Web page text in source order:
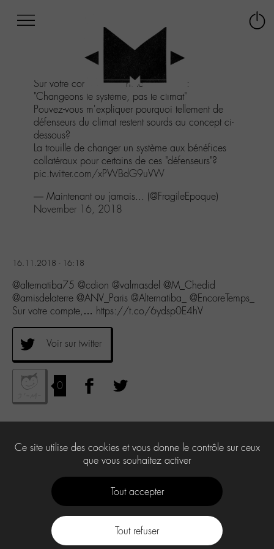
menu
Aller
au
contenu
Aller
recherche
Sur votre compte, en photo le slogan :
"Changeons le système, pas le climat"
Pouvez-vous m'expliquer pourquoi tellement de
défenseurs du climat restent sourds au concept ci-
dessous?
La trouille de changer un système aux bénéfices
collatéraux pour certains de ces "défenseurs"?
pic.twitter.com/xPWBdG9uVW
— Maintenant ou jamais... (@FragileEpoque)
November 16, 2018
16.11.2018 - 16:18
@alternatiba75 @cdion @valmasdel @M_Chedid
@amisdelaterre @ANV_Paris @Alternatiba_ @EncoreTemps_
Sur votre compte,… https://t.co/6ydsp0E4hV
Voir sur twitter
0
Ce site utilise des cookies et vous donne le contrôle sur ceux
que vous souhaitez activer
Tout accepter
Tout refuser